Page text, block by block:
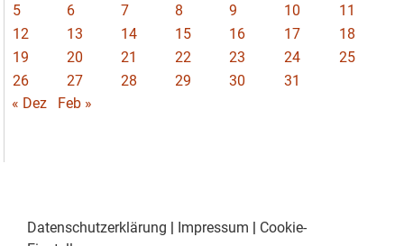
5
6 7 8 9 10
11
12
13 14 15 16 17
18
19
20 21 22 23 24
25
26
27 28 29 30
31
« Dez
Feb »
Datenschutzerklärung | Impressum | Cookie-